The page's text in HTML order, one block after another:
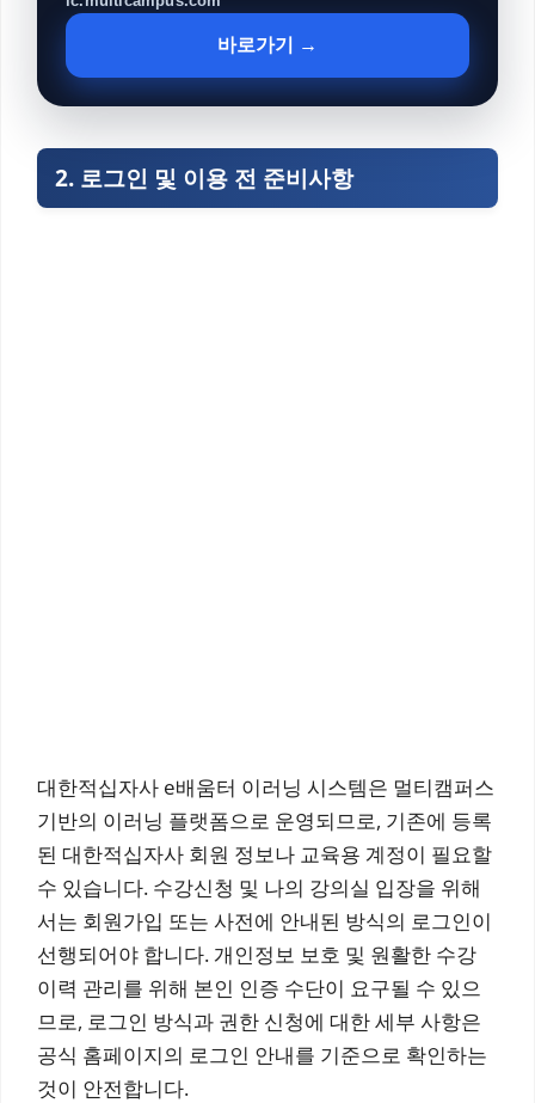
바로가기 →
2. 로그인 및 이용 전 준비사항
대한적십자사 e배움터 이러닝 시스템은 멀티캠퍼스
기반의 이러닝 플랫폼으로 운영되므로, 기존에 등록
된 대한적십자사 회원 정보나 교육용 계정이 필요할
수 있습니다. 수강신청 및 나의 강의실 입장을 위해
서는 회원가입 또는 사전에 안내된 방식의 로그인이
선행되어야 합니다. 개인정보 보호 및 원활한 수강
이력 관리를 위해 본인 인증 수단이 요구될 수 있으
므로, 로그인 방식과 권한 신청에 대한 세부 사항은
공식 홈페이지의 로그인 안내를 기준으로 확인하는
것이 안전합니다.